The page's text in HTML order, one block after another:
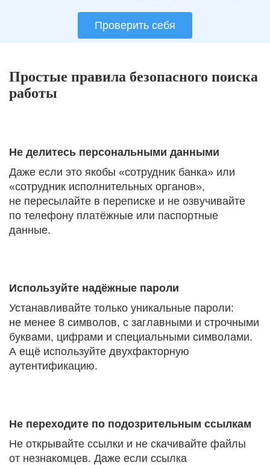
Проверить себя
Простые правила безопасного поиска
работы
Не делитесь персональными данными
Даже если это якобы «сотрудник банка» или
«сотрудник исполнительных органов»,
не пересылайте в переписке и не озвучивайте
по телефону платёжные или паспортные
данные.
Используйте надёжные пароли
Устанавливайте только уникальные пароли:
не менее 8 символов, с заглавными и строчными
буквами, цифрами и специальными символами.
А ещё используйте двухфакторную
аутентификацию.
Не переходите по подозрительным ссылкам
Не открывайте ссылки и не скачивайте файлы
от незнакомцев. Даже если ссылка